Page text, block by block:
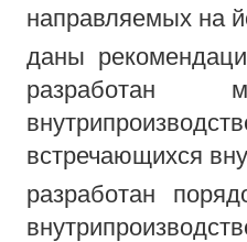
направляемых на
даны
встречающихся
разработан